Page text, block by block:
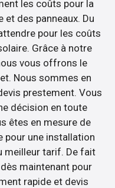
les coûts pour la
des panneaux. Du
pour les coûts
Grâce à notre
vous offrons le
Nous sommes en
prestement. Vous
décision en toute
êtes en mesure de
pour une installation
meilleur tarif. De fait
maintenant pour
rapide et devis